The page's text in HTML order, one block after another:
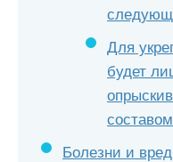
Для
будет
Болезни и